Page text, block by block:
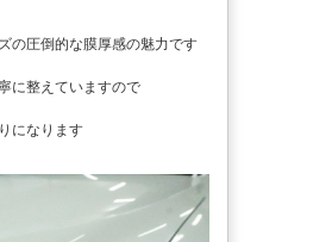
の圧倒的な膜厚感の魅力です
に整えていますので
になります